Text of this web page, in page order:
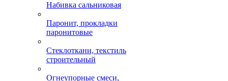
Набивка сальниковая
Паронит, прокладки
паронитовые
Стеклоткани, текстиль
строительный
Огнеупорные смеси,